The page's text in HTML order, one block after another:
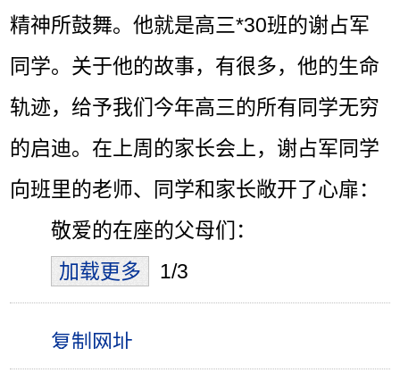
精神所鼓舞。他就是高三*30班的谢占军
同学。关于他的故事，有很多，他的生命
轨迹，给予我们今年高三的所有同学无穷
的启迪。在上周的家长会上，谢占军同学
向班里的老师、同学和家长敞开了心扉：
敬爱的在座的父母们：
加载更多
1/3